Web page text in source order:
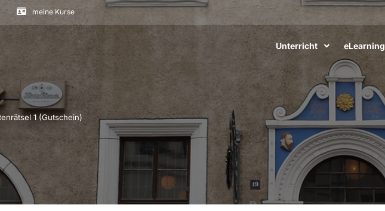
meine Kurse
Unterricht eLearning
1 (Gutschein)